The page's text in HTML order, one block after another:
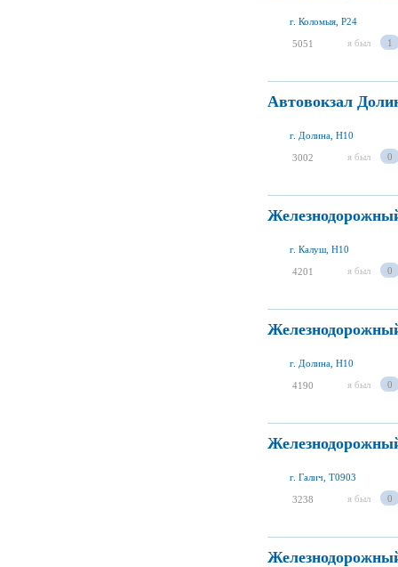
г. Коломыя, P24
5051 я был 1
Автовокзал
г. Долина, H10
3002 я был 0
г. Калуш, H10
4201 я был 0
г. Долина, H10
4190 я был 0
г. Галич, T0903
3238 я был 0